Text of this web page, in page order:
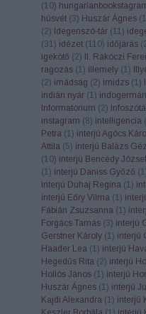
(10)
húsvét (3) Huszár Ágnes (1
(2) Idegenszó-tár (11)
(31) idézet (110) időjárás (
igekötő (2) II. Rákóczi
ragozás (1) illemely (1)
(2) imádság (2) imidzs (1)
indián nyár (1) indogermán
Informatorium (2)
instagram (8) intelligencia (
Petra (1) interjú Agócs
Attila (5) interjú Balázs
(10) interjú Bencédy József
(1) interjú Daniss Győző (1
interjú Duhaj Regina (1)
interjú Eőry Vilma (1)
Fábián Zsuzsanna (1)
Forgács Tamás (3) interjú
Gerstner Károly (1) interjú
Haader Lea (1) interjú
Hegedűs Rita (2) interjú
Hollós János (1) interjú
Huszár Ágnes (1) interjú
Kajdi Alexandra (1) interjú